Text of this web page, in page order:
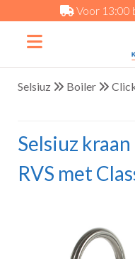
Voor 13:00
Selsiuz Boiler
Selsiuz
RVS met